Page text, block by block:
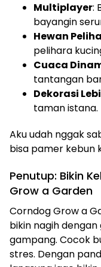
Multiplayer:
bayangin
Hewan
pelihara
Cuaca
tantangan
Dekorasi
taman istana.
Aku udah nggak
bisa pamer kebun
Penutup: Bikin
Grow a Garden
Corndog Grow a
bikin nagih
gampang. Cocok
stres. Dengan